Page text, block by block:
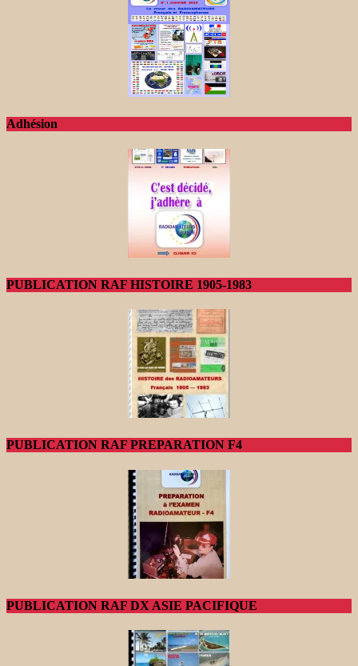
Adhésion
PUBLICATION RAF HISTOIRE 1905-1983
PUBLICATION RAF PREPARATION F4
PUBLICATION RAF DX ASIE PACIFIQUE